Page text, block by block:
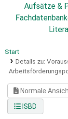
Aufsätze &
Start
Details zu:
Normale
ISBD